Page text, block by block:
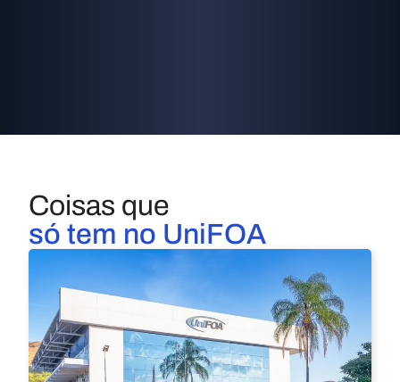
Coisas que
só tem no UniFOA